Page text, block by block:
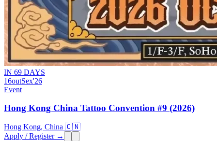
IN 69 DAYS
16outSex'26
Event
Hong Kong China Tattoo Convention #9 (2026)
Hong Kong, China 🇨🇳
Apply / Register →